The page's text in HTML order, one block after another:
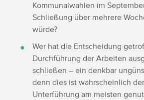
Kommunalwahlen im
Schließung über mehrere
würde?
Wer hat die Entscheidung
Durchführung der Arbeiten
schließen – ein denkbar
denn dies ist wahrscheinlich
Unterführung am meisten